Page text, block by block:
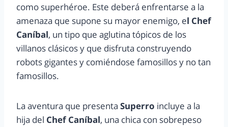
como superhéroe. Este deberá enfrentarse a la
amenaza que supone su mayor enemigo, el Chef
Caníbal, un tipo que aglutina tópicos de los
villanos clásicos y que disfruta construyendo
robots gigantes y comiéndose famosillos y no tan
famosillos.
La aventura que presenta Superro incluye a la
hija del Chef Caníbal, una chica con sobrepeso